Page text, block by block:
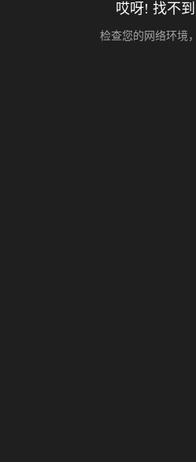
哎呀! 找不
检查您的网络环境